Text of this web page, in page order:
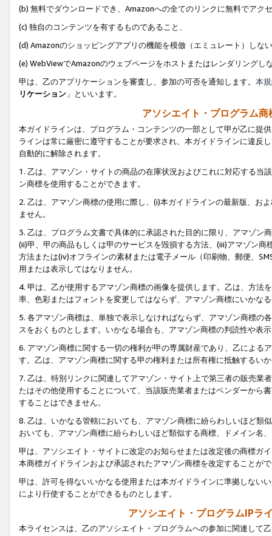
(b) 無料でダウンロードでき、Amazonへの全てのリンクに無料でアク
(c) 独自のコンテンツを有するものであること、
(d) Amazonのショッピングアプリの機能を模倣（エミュレート）しな
(e) WebViewでAmazonのウェブページをホストまたはレンダリングし
甲は、乙のアプリケーションを審査し、参加の可否を通知します。 本
リケーション 」といいます。
アソシエイト・プログラム
本ガイドラインは、プログラム・コンテンツの一部として甲が乙に提
ラインは常に厳密に遵守することが要求され、本ガイドラインに違反
自動的に解除されます。
1. 乙は、アマゾン・サイトの商品の在庫状況およびこれに対応する
ン商標を使用することができます。
2. 乙は、アマゾン商標の使用に際し、(i)本ガイドラインの最新版、お
ません。
3. 乙は、プログラム文書で具体的に承認された目的に限り、アマゾン
(ii)甲、甲の商品もしくは甲のサービスを毀損する方法、(iii)アマゾン
方法または(iv)オフラインの素材または電子メール（印刷物、郵便、
用または表示してはなりません。
4. 甲は、乙が使用するアマゾン商標の画像を提供します。乙は、方
率、色彩またはフォントを変更してはならず、アマゾン商標にいかな
5. 各アマゾン商標は、単独で表示しなければならず、アマゾン商標
スをおくものとします。いかなる場合も、アマゾン商標の判読性や表
6. アマゾン商標に関する一切の権利が甲の専属財産であり、乙による
す。乙は、アマゾン商標に関する甲の権利または所有権に抵触するい
7. 乙は、特別リンクに関連してアマゾン・サイト上で第三者の販売
たはその他使用することについて、当該販売業者またはベンダーから
することはできません。
8. 乙は、いかなる管轄においても、アマゾン商標に紛らわしいほど類
おいても、アマゾン商標に紛らわしいほど類似する商標、ドメイン名
甲は、アソシエイト・サイトに改定のお知らせまたは改定後の商標ガ
本商標ガイドラインおよび承認されたアマゾン商標を改定することが
甲は、許可を得ないいかなる使用または本ガイドラインに準拠しない
により行使することができるものとします。
アソシエイト・プログラムIPラ
本ライセンスは、乙のアソシエイト・プログラムへの参加に関連して